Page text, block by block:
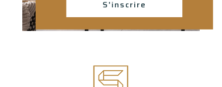
S'inscrire